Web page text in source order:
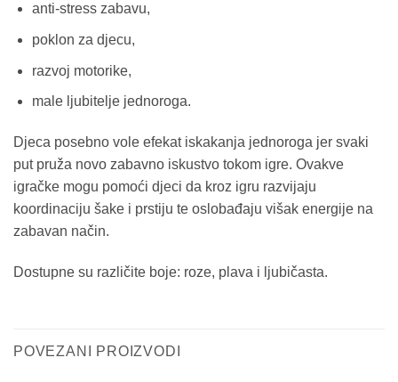
anti-stress zabavu,
poklon za djecu,
razvoj motorike,
male ljubitelje jednoroga.
Djeca posebno vole efekat iskakanja jednoroga jer svaki
put pruža novo zabavno iskustvo tokom igre. Ovakve
igračke mogu pomoći djeci da kroz igru razvijaju
koordinaciju šake i prstiju te oslobađaju višak energije na
zabavan način.
Dostupne su različite boje: roze, plava i ljubičasta.
POVEZANI PROIZVODI